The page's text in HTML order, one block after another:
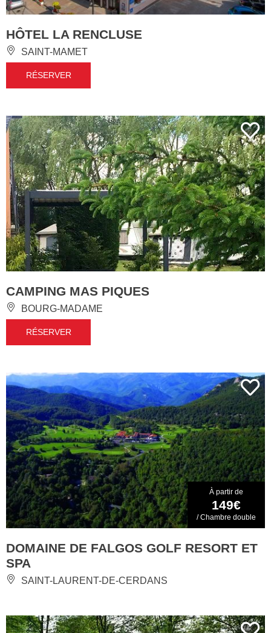
HÔTEL LA RENCLUSE
SAINT-MAMET
RÉSERVER
CAMPING MAS PIQUES
BOURG-MADAME
RÉSERVER
À partir de
149€
/ Chambre double
DOMAINE DE FALGOS GOLF RESORT ET
SPA
SAINT-LAURENT-DE-CERDANS